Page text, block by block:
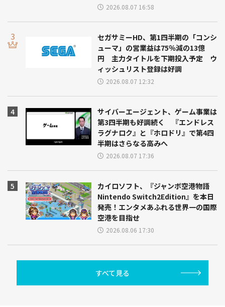
2026.08.07 16:58
セガサミーHD、第1四半期の「コンシ
ューマ」の営業益は75％減の13億
円 主力タイトルを下期投入予定 ウ
ィッシュリスト登録は好調
2026.08.07 12:32
サイバーエージェント、ゲーム事業は
第3四半期も好調続く 『エンドレス
ラグナロク』と『ホロドリ』で第4四
半期はさらなる高みへ
2026.08.07 17:36
カイロソフト、『ジャンボ空港物語
Nintendo Switch2Edition』を本日
発売！エンタメあふれる世界一の国際
空港を目指せ
2026.08.06 17:30
すべて見る